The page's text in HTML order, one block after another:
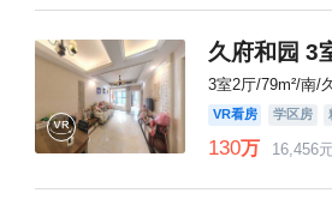
久府和园 3
3室2厅/79m²/南/
VR看房 学区房
130万 16,456